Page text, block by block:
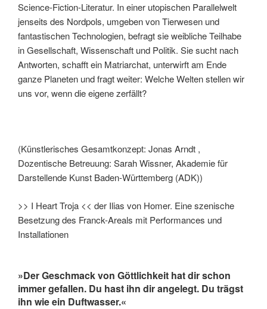
Science-Fiction-Literatur. In einer utopischen Parallelwelt
jenseits des Nordpols, umgeben von Tierwesen und
fantastischen Technologien, befragt sie weibliche Teilhabe
in Gesellschaft, Wissenschaft und Politik. Sie sucht nach
Antworten, schafft ein Matriarchat, unterwirft am Ende
ganze Planeten und fragt weiter: Welche Welten stellen wir
uns vor, wenn die eigene zerfällt?
(Künstlerisches Gesamtkonzept: Jonas Arndt ,
Dozentische Betreuung: Sarah Wissner, Akademie für
Darstellende Kunst Baden-Württemberg (ADK))
>> I Heart Troja << der Ilias von Homer. Eine szenische
Besetzung des Franck-Areals mit Performances und
Installationen
»Der Geschmack von Göttlichkeit hat dir schon
immer gefallen. Du hast ihn dir angelegt. Du trägst
ihn wie ein Duftwasser.«